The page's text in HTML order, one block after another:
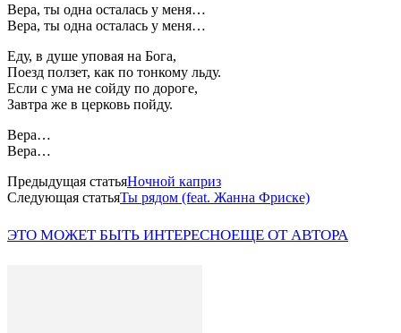
Вера, ты одна осталась у меня…
Вера, ты одна осталась у меня…
Еду, в душе уповая на Бога,
Поезд ползет, как по тонкому льду.
Если с ума не сойду по дороге,
Завтра же в церковь пойду.
Вера…
Вера…
Предыдущая статьяНочной каприз
Следующая статьяТы рядом (feat. Жанна Фриске)
ЭТО МОЖЕТ БЫТЬ ИНТЕРЕСНОЕЩЕ ОТ АВТОРА